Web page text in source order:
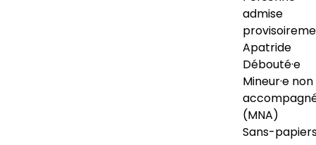
admise
Apatride
Débouté·e
Mineur·e non
(MNA)
Sans-